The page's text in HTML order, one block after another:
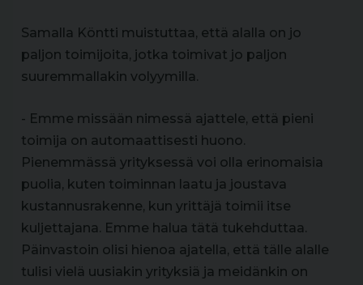
Samalla Köntti muistuttaa, että alalla on jo
paljon toimijoita, jotka toimivat jo paljon
suuremmallakin volyymilla.
- Emme missään nimessä ajattele, että pieni
toimija on automaattisesti huono.
Pienemmässä yrityksessä voi olla erinomaisia
puolia, kuten toiminnan laatu ja joustava
kustannusrakenne, kun yrittäjä toimii itse
kuljettajana. Emme halua tätä tukehduttaa.
Päinvastoin olisi hienoa ajatella, että tälle alalle
tulisi vielä uusiakin yrityksiä ja meidänkin on